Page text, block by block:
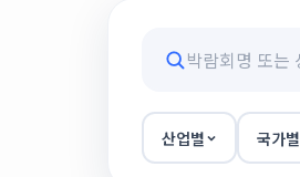
산업별 국가별